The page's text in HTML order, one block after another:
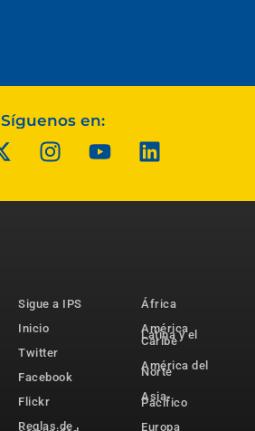
Síguenos en:
Sigue a IPS
Inicio
Twitter
Facebook
Flickr
Reglas de
África
América
Latina y el
Caribe
América del
Norte
Asia-
Pacífico
Europa